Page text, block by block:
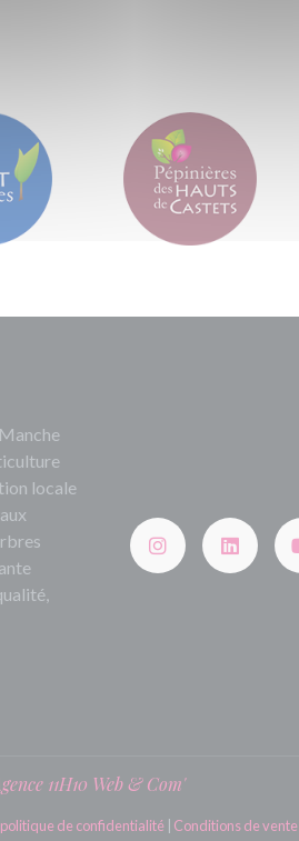
locale
11H10 Web & Com'
de confidentialité Conditions de vente